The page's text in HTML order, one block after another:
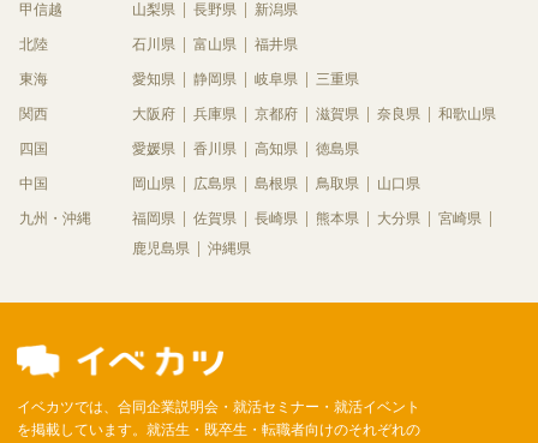
甲信越 山梨県 長野県 新潟県
北陸 石川県 富山県 福井県
東海 愛知県 静岡県 岐阜県 三重県
関西 大阪府 兵庫県 京都府 滋賀県 奈良県 和歌山県
四国 愛媛県 香川県 高知県 徳島県
中国 岡山県 広島県 島根県 鳥取県 山口県
九州・沖縄 福岡県 佐賀県 長崎県 熊本県 大分県
宮崎県
鹿児島県
沖縄県
イベカツでは、合同企業説明会・就活セミナー・就活イベント
を掲載しています。就活生・既卒生・転職者向けのそれぞれの